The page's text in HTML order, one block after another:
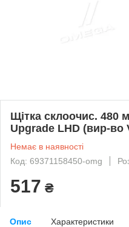
Щітка склоочис. 480
Upgrade LHD (вир-во
Немає в наявності
Код: 69371158450-omg
517 ₴
Опис Характеристики